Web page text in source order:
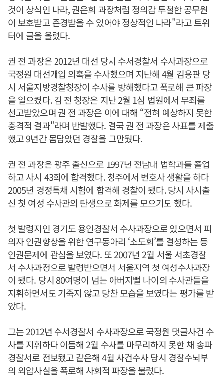
것이 상식인 나라, 권은희 과장처럼 정의감 투철한 공무원
이 보호받고 존경받을 수 있어야 정상적인 나라"라고 트위
터에 글을 올렸다.
권 전 과장은 2012년 대선 당시 수서경찰서 수사과장으로
국정원 대선개입 의혹을 수사했으며 지난해 4월 김용판 당
시 서울지방경찰청장이 수사를 방해했다고 폭로해 큰 파장
을 일으켰다. 김 전 청장은 지난 2월 1심 법원에서 무죄를
선고받았으며 권 전 과장은 이에 대해 “전혀 예상하지 못한
충격적 결과"라며 반발했다. 결국 권 전 과장은 사표를 제출
했고 9년간 몸담았던 경찰을 그만뒀다.
권 전 과장은 광주 출신으로 1997년 전남대 법학과를 졸업
하고 사시 43회에 합격했다. 청주에서 변호사 생활을 하다
2005년 경정특채 시험에 합격해 경찰이 됐다. 당시 사시출
신 첫 여성 수사관의 탄생으로 화제를 모으기도 했다.
첫 발령지인 경기도 용인경찰서 수사과장으로 있으면서 피
의자 인권향상을 위한 연구동아리 ‘소도회’를 결성하는 등
인권문제에 관심을 보였다. 또 2007년 2월 서울 서초경찰
서 수사과정으로 발령받으면서 서울지역 첫 여성수사과장
이 됐다. 당시 80여명이 넘는 아버지뻘 나이의 수사관들을
지휘하면서도 기죽지 않고 당찬 모습을 보였다는 평가를 받
았다.
그는 2012년 수서경찰서 수사과장으로 국정원 댓글사건 수
사를 지휘하다 이듬해 2월 수사를 마무리하지 못한 채 송파
경찰서로 전보됐고 같은해 4월 사건수사 당시 경찰수뇌부
의 외압사실을 폭로해 사회적 파장을 불렀다.